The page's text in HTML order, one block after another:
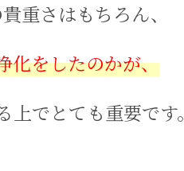
重さはもちろん、
化をしたのかが、
でとても重要です。